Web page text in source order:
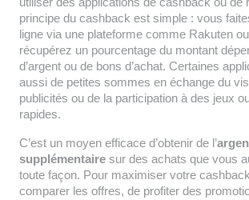
utiliser des applications de cashback ou de
principe du cashback est simple : vous
ligne via une plateforme comme Rakuten ou
récupérez un pourcentage du montant
d’argent ou de bons d’achat. Certaines
aussi de petites sommes en échange du
publicités ou de la participation à des jeux
rapides.
C’est un moyen efficace d’obtenir de l’
supplémentaire sur des achats que vous
toute façon. Pour maximiser votre
comparer les offres, de profiter des